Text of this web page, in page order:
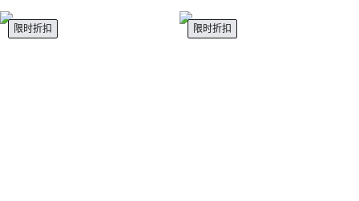
限时折扣 限时折扣